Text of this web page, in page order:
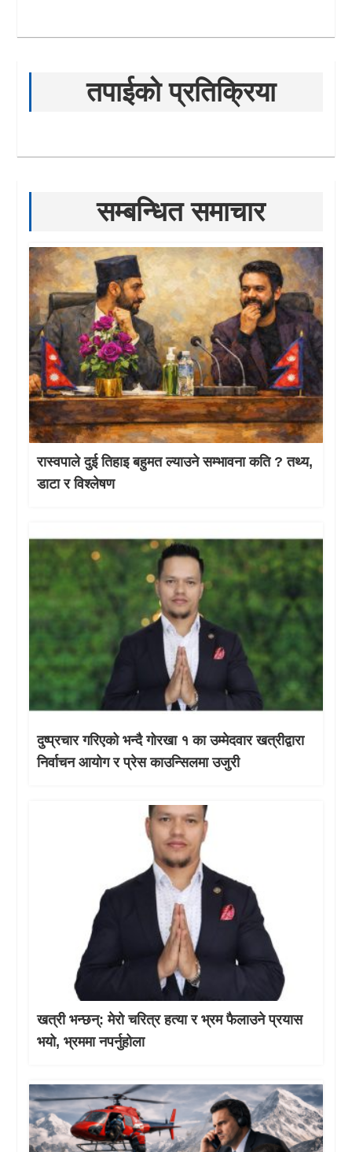
तपाईको प्रतिक्रिया
सम्बन्धित समाचार
रास्वपाले दुई तिहाइ बहुमत ल्याउने सम्भावना कति ? तथ्य,
डाटा र विश्लेषण
दुष्प्रचार गरिएको भन्दै गोरखा १ का उम्मेदवार खत्रीद्वारा
निर्वाचन आयोग र प्रेस काउन्सिलमा उजुरी
खत्री भन्छन्: मेरो चरित्र हत्या र भ्रम फैलाउने प्रयास
भयो, भ्रममा नपर्नुहोला